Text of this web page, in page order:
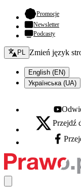
Promocje- otwiera
Newsletter
Podcasty
Zmień język - bieżący:
PL Zmień język
English (EN)
Українська (UA)
Youtube -
X - otwiera się w
Przejdź
Facebook